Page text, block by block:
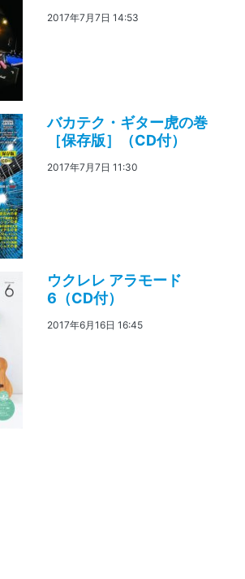
2017年7月7日 14:53
バカテク・ギター虎の巻
［保存版］（CD付）
2017年7月7日 11:30
ウクレレ アラモード
6（CD付）
2017年6月16日 16:45